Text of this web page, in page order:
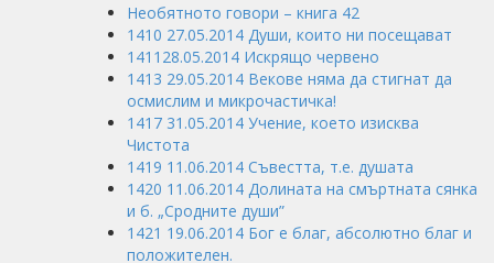
Необятното говори – книга 42
1410 27.05.2014 Души, които ни посещават
141128.05.2014 Искрящо червено
1413 29.05.2014 Векове няма да стигнат да
осмислим и микрочастичка!
1417 31.05.2014 Учение, което изисква
Чистота
1419 11.06.2014 Съвестта, т.е. душата
1420 11.06.2014 Долината на смъртната сянка
и б. „Сродните души”
1421 19.06.2014 Бог е благ, абсолютно благ и
положителен.